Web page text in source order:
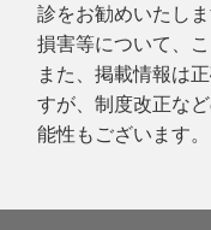
診をお勧めいたし
損害等について、
また、掲載情報は
すが、制度改正な
能性もございます。